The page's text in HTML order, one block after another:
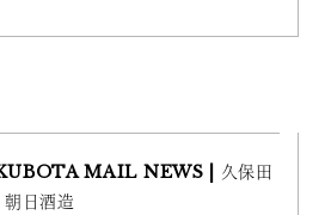
MAIL NEWS | 久保田
| 朝日酒造